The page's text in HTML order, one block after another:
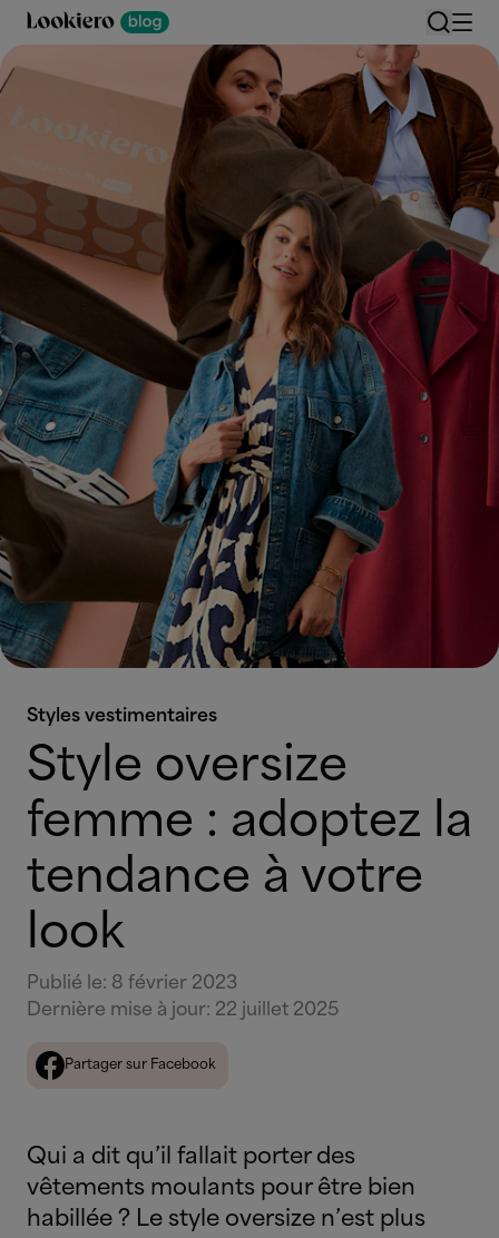
Styles vestimentaires
Style oversize
femme : adoptez la
tendance à votre
look
Publié le: 8 février 2023
Dernière mise à jour: 22 juillet 2025
Partager sur Facebook
Qui a dit qu’il fallait porter des
vêtements moulants pour être bien
habillée ? Le style oversize n’est plus